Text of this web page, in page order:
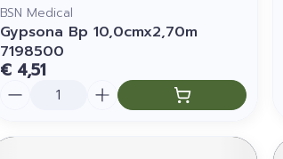
BSN Medical
Gypsona Bp 10,0cmx2,70m
7198500
€ 4,51